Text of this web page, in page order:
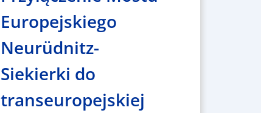
Europejskiego
Neurüdnitz-
Siekierki do
transeuropejskiej